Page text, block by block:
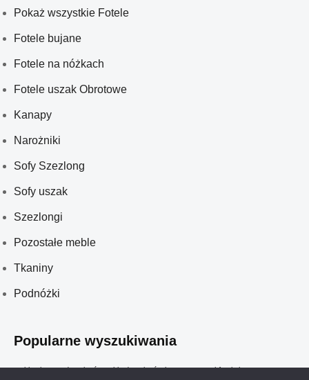
Pokaż wszystkie Fotele
Fotele bujane
Fotele na nóżkach
Fotele uszak Obrotowe
Kanapy
Narożniki
Sofy Szezlong
Sofy uszak
Szezlongi
Pozostałe meble
Tkaniny
Podnóżki
Popularne wyszukiwania
meble glamour do salonówmeble do salonów kosmetycznychfotel obrotowy